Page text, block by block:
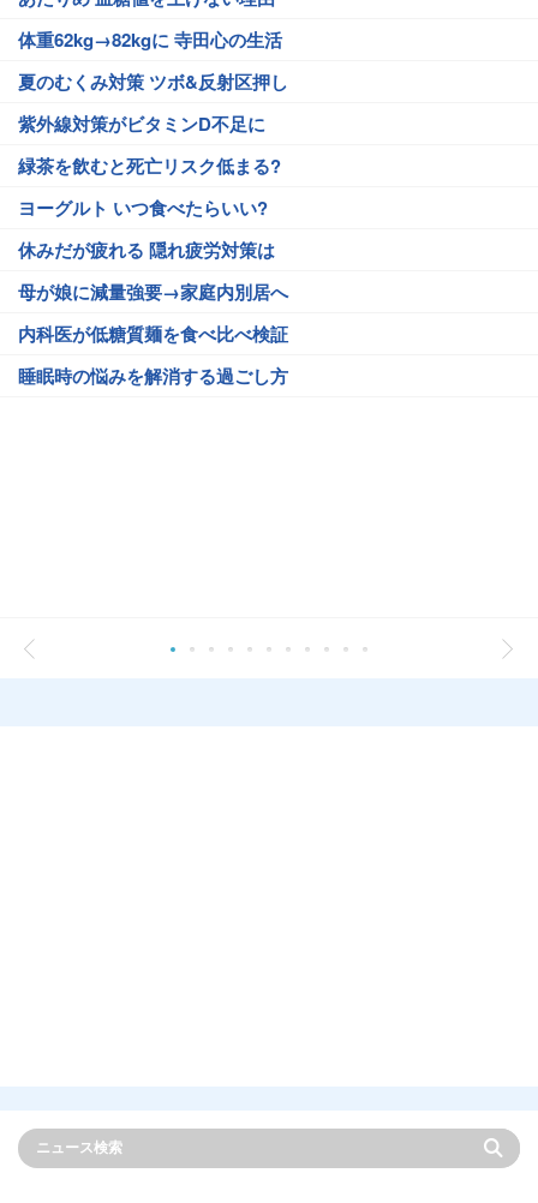
体重62kg→82kgに 寺田心の生活
夏のむくみ対策 ツボ&反射区押し
紫外線対策がビタミンD不足に
緑茶を飲むと死亡リスク低まる?
ヨーグルト いつ食べたらいい?
休みだが疲れる 隠れ疲労対策は
母が娘に減量強要→家庭内別居へ
内科医が低糖質麺を食べ比べ検証
睡眠時の悩みを解消する過ごし方